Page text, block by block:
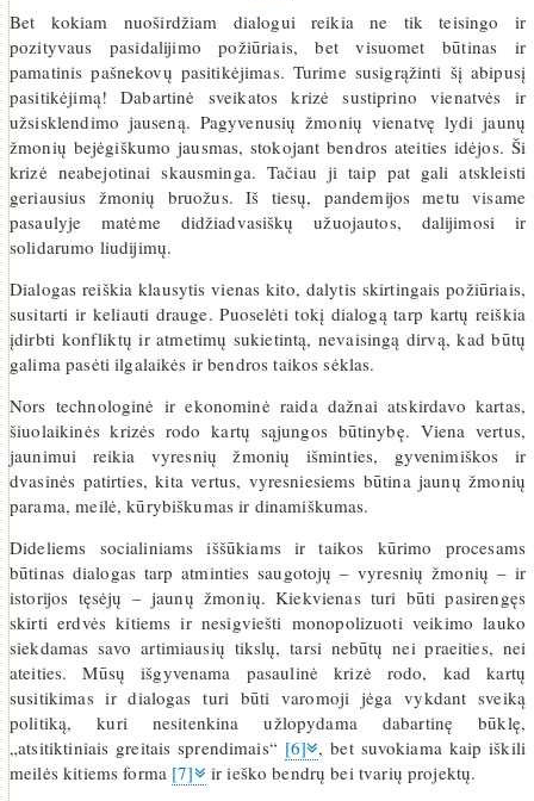
Bet kokiam nuoširdžiam dialogui reikia ne tik teisingo ir
pozityvaus pasidalijimo požiūriais, bet visuomet būtinas ir
pamatinis pašnekovų pasitikėjimas. Turime susigrąžinti šį abipusį
pasitikėjimą! Dabartinė sveikatos krizė sustiprino vienatvės ir
užsisklendimo jauseną. Pagyvenusių žmonių vienatvę lydi jaunų
žmonių bejėgiškumo jausmas, stokojant bendros ateities idėjos. Ši
krizė neabejotinai skausminga. Tačiau ji taip pat gali atskleisti
geriausius žmonių bruožus. Iš tiesų, pandemijos metu visame
pasaulyje matėme didžiadvasiškų užuojautos, dalijimosi ir
solidarumo liudijimų.
Dialogas reiškia klausytis vienas kito, dalytis skirtingais požiūriais,
susitarti ir keliauti drauge. Puoselėti tokį dialogą tarp kartų reiškia
įdirbti konfliktų ir atmetimų sukietintą, nevaisingą dirvą, kad būtų
galima pasėti ilgalaikės ir bendros taikos sėklas.
Nors technologinė ir ekonominė raida dažnai atskirdavo kartas,
šiuolaikinės krizės rodo kartų sąjungos būtinybę. Viena vertus,
jaunimui reikia vyresnių žmonių išminties, gyvenimiškos ir
dvasinės patirties, kita vertus, vyresniesiems būtina jaunų žmonių
parama, meilė, kūrybiškumas ir dinamiškumas.
Dideliems socialiniams iššūkiams ir taikos kūrimo procesams
būtinas dialogas tarp atminties saugotojų – vyresnių žmonių – ir
istorijos tęsėjų – jaunų žmonių. Kiekvienas turi būti pasirengęs
skirti erdvės kitiems ir nesigviešti monopolizuoti veikimo lauko
siekdamas savo artimiausių tikslų, tarsi nebūtų nei praeities, nei
ateities. Mūsų išgyvenama pasaulinė krizė rodo, kad kartų
susitikimas ir dialogas turi būti varomoji jėga vykdant sveiką
politiką, kuri nesitenkina užlopydama dabartinę būklę,
„atsitiktiniais greitais sprendimais“ [6] , bet suvokiama kaip iškili
meilės kitiems forma [7]
ir ieško bendrų bei tvarių projektų.